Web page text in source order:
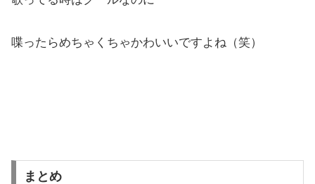
喋ったらめちゃくちゃかわいいですよね（笑）
まとめ